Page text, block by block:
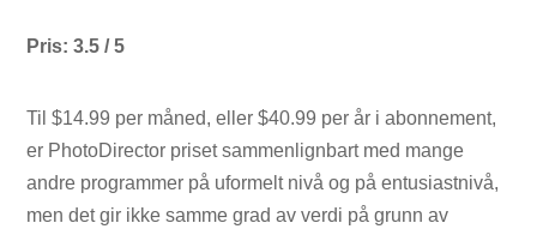
Pris: 3.5 / 5
Til $14.99 per måned, eller $40.99 per år i abonnement,
er PhotoDirector priset sammenlignbart med mange
andre programmer på uformelt nivå og på entusiastnivå,
men det gir ikke samme grad av verdi på grunn av